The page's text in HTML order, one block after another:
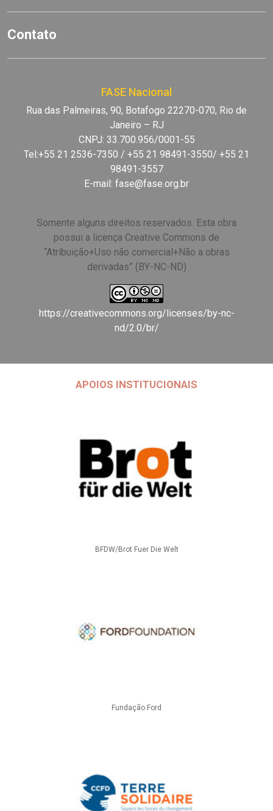
Contato
FASE Nacional
Rua das Palmeiras, 90, Botafogo 22270-070, Rio de
Janeiro – RJ
CNPJ: 33.700.956/0001-55
Tel:+55 21 2536-7350 / +55 21 98491-3550/ +55 21
98491-3557
E-mail: fase@fase.org.br
Somente alguns direitos reservados. Esta obra
possui a licença Creative Commons de
“Atribuição+Uso não comercial+Não a obras
derivadas” (BY-NC-ND)
https://creativecommons.org/licenses/by-nc-
nd/2.0/br/
APOIOS INSTITUCIONAIS
BFDW/Brot Fuer Die Welt
Fundação Ford